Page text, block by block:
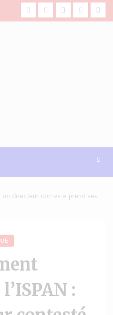
facebookYoutube
X
un directeur contesté prend ses
: